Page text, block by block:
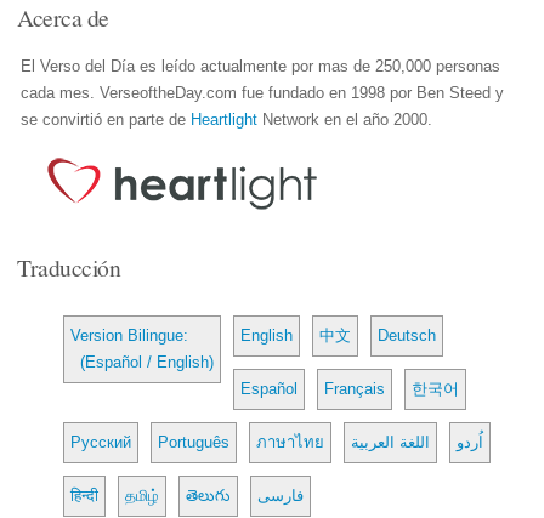
Acerca de
El Verso del Día es leído actualmente por mas de 250,000 personas
cada mes. VerseoftheDay.com fue fundado en 1998 por Ben Steed y
se convirtió en parte de Heartlight Network en el año 2000.
Traducción
Version Bilingue:
(Español / English)
English 中文 Deutsch
Español Français 한국어
Русский Português ภาษาไทย اللغة العربية اُردو
हिन्दी தமிழ் తెలుగు فارسی